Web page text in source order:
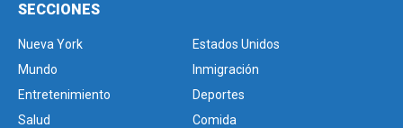
SECCIONES
Nueva York
Estados Unidos
Mundo
Inmigración
Entretenimiento
Deportes
Salud
Comida